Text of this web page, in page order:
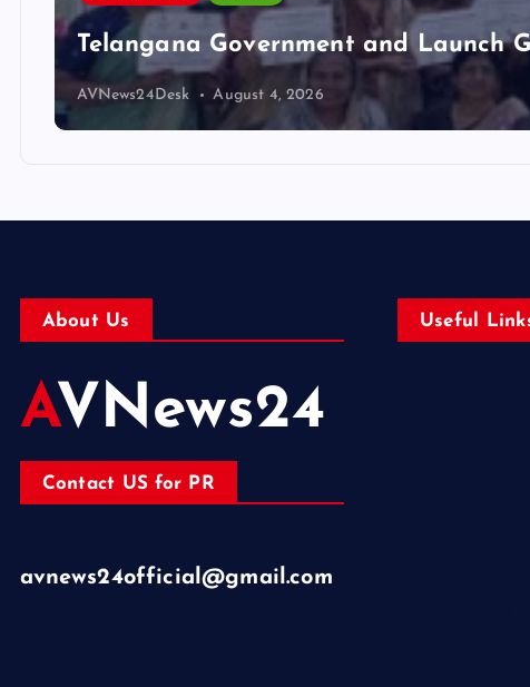
Telangana Government and Launch
AVNews24Desk August 4, 2026
About Us
AVNews24
Contact US for PR
avnews24official@gmail.com
Useful